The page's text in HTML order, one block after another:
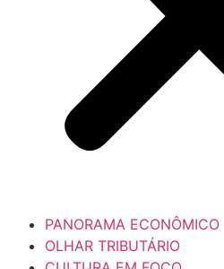
PANORAMA ECONÔMICO
OLHAR TRIBUTÁRIO